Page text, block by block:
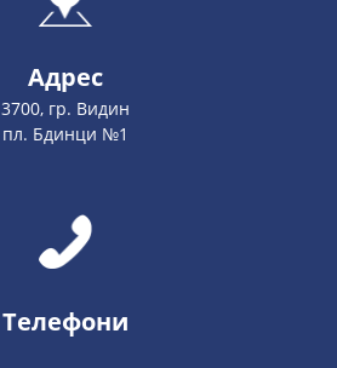
Адрес
3700, гр. Видин
пл. Бдинци №1
Телефони